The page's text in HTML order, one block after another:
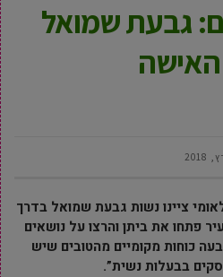
גבעת שמואל
האישה
ציינו נשות גבעת שמואל בדרך
– 12 מנשות העיר פתחו את ביתן והרצו על נושאים
כוחות מקומיים מהטובים שיש
בבעלות נשית”.